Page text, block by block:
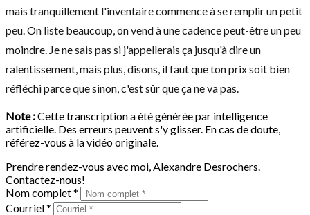
mais tranquillement l'inventaire commence à se remplir un petit
peu. On liste beaucoup, on vend à une cadence peut-être un peu
moindre. Je ne sais pas si j'appellerais ça jusqu'à dire un
ralentissement, mais plus, disons, il faut que ton prix soit bien
réfléchi parce que sinon, c'est sûr que ça ne va pas.
Note :Cette transcription a été générée par intelligence
artificielle. Des erreurs peuvent s'y glisser. En cas de doute,
référez-vous à la vidéo originale.
Prendre rendez-vous avec moi, Alexandre Desrochers.
Contactez-nous!
Nom complet *
Courriel *